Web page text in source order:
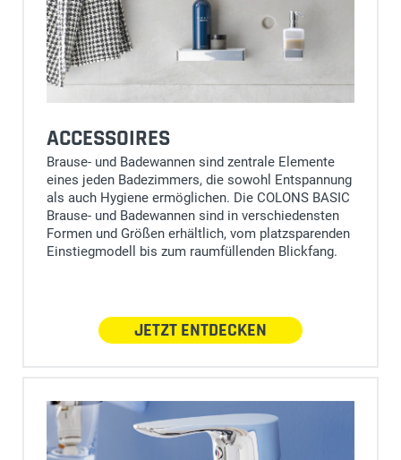
ACCESSOIRES
Brause- und Badewannen sind zentrale Elemente
eines jeden Badezimmers, die sowohl Entspannung
als auch Hygiene ermöglichen. Die COLONS BASIC
Brause- und Badewannen sind in verschiedensten
Formen und Größen erhältlich, vom platzsparenden
Einstiegmodell bis zum raumfüllenden Blickfang.
JETZT ENTDECKEN